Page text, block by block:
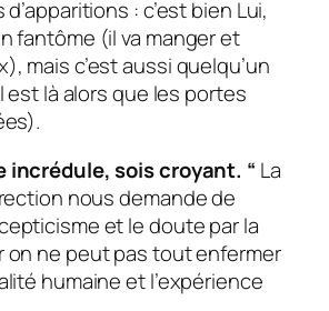
: c’est bien Lui,
fantôme (il va manger et
mais c’est aussi quelqu’un
là alors que les portes
incrédule, sois croyant. “ La
nous demande de
et le doute par la
on ne peut pas tout enfermer
humaine et l’expérience